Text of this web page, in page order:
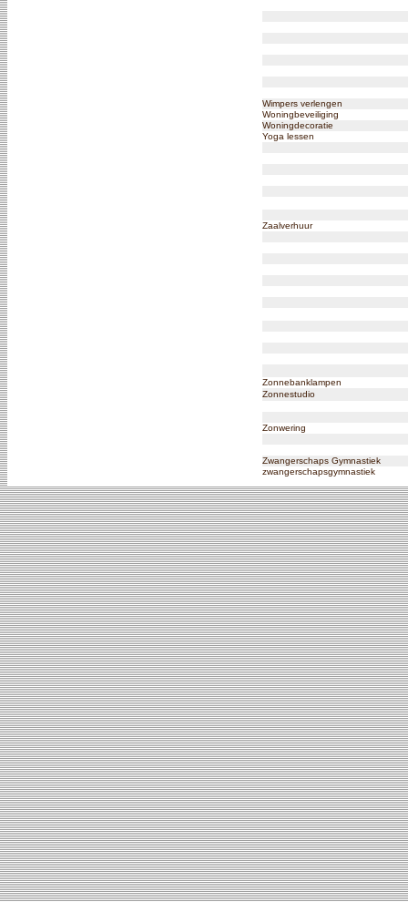
Wimpers verlengen
Woningbeveiliging
Woningdecoratie
Yoga lessen
Zaalverhuur
Zonnebanklampen
Zonnestudio
Zonwering
Zwangerschaps Gymnastiek
zwangerschapsgymnastiek